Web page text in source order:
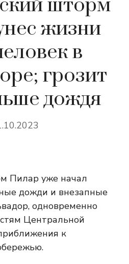
шторм
жизни
в
грозит
дождя
Пилар уже начал
дожди и внезапные
одновременно
Центральной
к